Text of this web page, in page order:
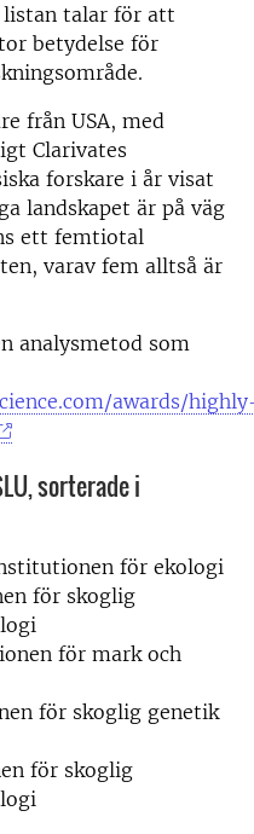
listan talar för att
betydelse för
från USA, med
Clarivates
forskare i år visat
landskapet är på väg
ett femtiotal
varav fem alltså är
analysmetod som
awards/
sorterade i
för ekologi
för skoglig
för mark och
för skoglig genetik
för skoglig